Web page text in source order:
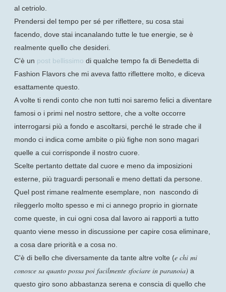
al cetriolo.
Prendersi del tempo per sé per riflettere, su cosa stai
facendo, dove stai incanalando tutte le tue energie, se è
realmente quello che desideri.
C'è un post bellissimo di qualche tempo fa di Benedetta di
Fashion Flavors che mi aveva fatto riflettere molto, e diceva
esattamente questo.
A volte ti rendi conto che non tutti noi saremo felici a diventare
famosi o i primi nel nostro settore, che a volte occorre
interrogarsi più a fondo e ascoltarsi, perché le strade che il
mondo ci indica come ambite o più fighe non sono magari
quelle a cui corrisponde il nostro cuore.
Scelte pertanto dettate dal cuore e meno da imposizioni
esterne, più traguardi personali e meno dettati da persone.
Quel post rimane realmente esemplare, non nascondo di
rileggerlo molto spesso e mi ci annego proprio in giornate
come queste, in cui ogni cosa dal lavoro ai rapporti a tutto
quanto viene messo in discussione per capire cosa eliminare,
a cosa dare priorità e a cosa no.
C'è di bello che diversamente da tante altre volte (e chi mi
conosce sa quanto possa poi facilmente sfociare in paranoia) a
questo giro sono abbastanza serena e conscia di quello che